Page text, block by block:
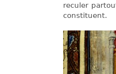
reculer
constituent.